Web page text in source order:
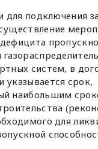
для подключения
систем, в
указывается срок,
наибольшим
для